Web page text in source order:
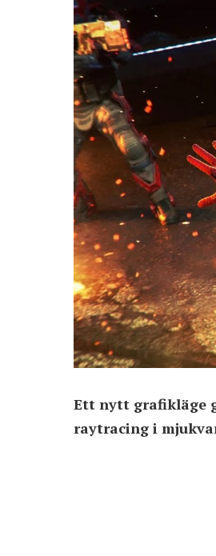
Ett nytt grafikläge
raytracing i